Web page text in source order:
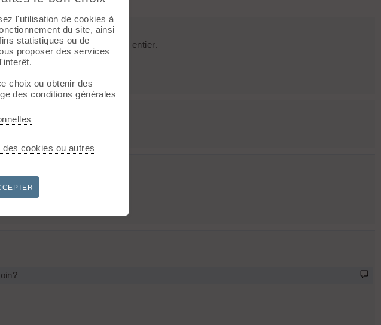
chevreuil semble à peu près entier.
l'utilisation de cookies à
du site, ainsi
statistiques ou de
proposer des services
choix ou obtenir des
des conditions générales
cookies ou autres